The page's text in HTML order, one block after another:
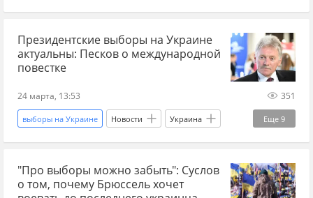
Владимир Зеленский Валерий Залужный
Украина.ру Вооруженные силы Украины
Кирилл Буданов* президентские выборы
Президентские выборы на Украине
актуальны: Песков о международной
повестке
24 марта, 13:53 351
Еще 9
выборы на Украине Новости Украина
Россия Иран Дмитрий Песков
Украина.ру война в Иране
международные отношения
"Про выборы можно забыть": Суслов
о том, почему Брюссель хочет